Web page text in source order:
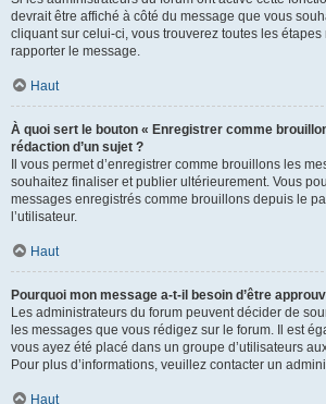
devrait être affiché à côté du message que vous
cliquant sur celui-ci, vous trouverez toutes les
rapporter le message.
Haut
À quoi sert le bouton « Enregistrer comme
rédaction d’un sujet ?
Il vous permet d’enregistrer comme brouillons les
souhaitez finaliser et publier ultérieurement. Vous
messages enregistrés comme brouillons depuis le
l’utilisateur.
Haut
Pourquoi mon message a-t-il besoin d’être
Les administrateurs du forum peuvent décider de
les messages que vous rédigez sur le forum. Il est
vous ayez été placé dans un groupe d’utilisateurs
Pour plus d’informations, veuillez contacter un
Haut